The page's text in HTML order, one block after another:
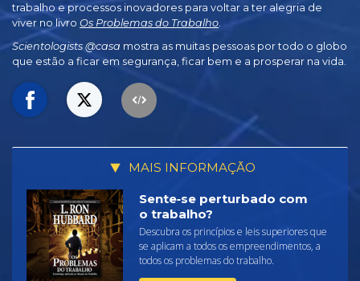
trabalho e processos inovadores para voltar a ter alegria de
viver no livro Os Problemas do Trabalho.
Scientologists @casa mostra as muitas pessoas por todo o globo
que estão a ficar em segurança, ficar bem e a prosperar na vida.
MAIS INFORMAÇÃO
Sente‑se perturbado com
o trabalho?
Descubra os princípios e leis superiores que
se aplicam a todos os empreendimentos, a
todos os problemas do trabalho.